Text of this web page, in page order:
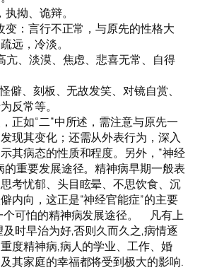
执拗、诡辩。
变：言行不正常，与原先的性格大
远，冷淡。
亢、淡漠、焦虑、悲喜无常、自得
僻、刻板、无故发笑、对镜自赏、
反常等。
正如“二”中所述，需注意与原先一
现其变化；还需从外表行为，深入
其病态的性质和程度。另外，”神经
的重要发展途径。精神病早期一般表
考忧郁、头目眩晕、不思饮食、沉
内向，这正是“神经官能症”的主要
个可怕的精神病发展途径。 凡有上
时早治为好,否则久而久之,病情逐
度精神病,病人的学业、工作、婚
其家庭的幸福都将受到极大的影响.